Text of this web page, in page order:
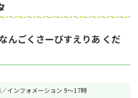
んごくさーびすえりあ くだ
インフォメーション 9～17時